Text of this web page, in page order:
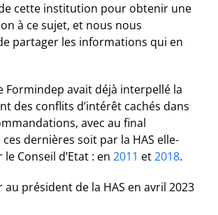
cette institution pour obtenir une
à ce sujet, et nous nous
partager les informations qui en
Formindep avait déjà interpellé la
des conflits d’intérêt cachés dans
avec au final
dernières soit par la HAS elle-
Conseil d’Etat : en 2011 et2018.
président de la HAS en avril 2023